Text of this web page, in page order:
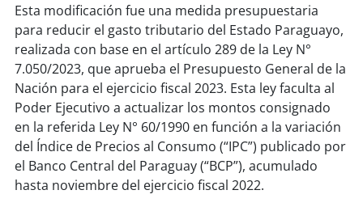
Esta modificación fue una medida presupuestaria
para reducir el gasto tributario del Estado Paraguayo,
realizada con base en el artículo 289 de la Ley N°
7.050/2023, que aprueba el Presupuesto General de la
Nación para el ejercicio fiscal 2023. Esta ley faculta al
Poder Ejecutivo a actualizar los montos consignado
en la referida Ley N° 60/1990 en función a la variación
del Índice de Precios al Consumo (“IPC”) publicado por
el Banco Central del Paraguay (“BCP”), acumulado
hasta noviembre del ejercicio fiscal 2022.